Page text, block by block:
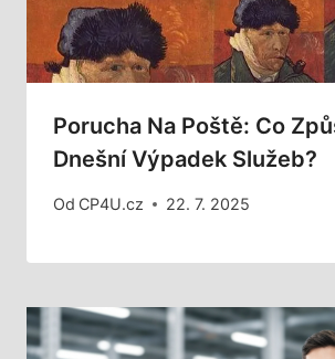
Porucha Na Poště: Co
Dnešní Výpadek Služeb?
Od CP4U.cz 22. 7. 2025